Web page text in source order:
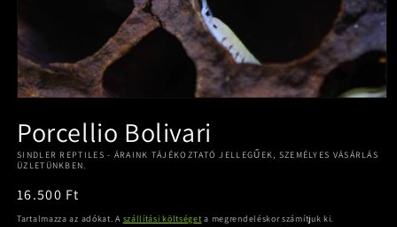
Porcellio Bolivari
SINDLER REPTILES - ÁRAINK TÁJÉKOZTATÓ JELLEGŰEK, SZEMÉLYES VÁSÁRLÁS
ÜZLETÜNKBEN.
Normál
ár
16.500 Ft
Tartalmazza az adókat. A szállítási költséget a megrendeléskor számítjuk ki.